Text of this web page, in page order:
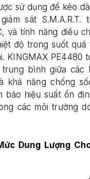
sử dụng để kéo
sát
và tính năng điều
độ trong suốt quá
KINGMAX PE4480
trung bình giữa các
khả năng chống
bảo hiệu suất ổn
các môi trường
Dung Lượng